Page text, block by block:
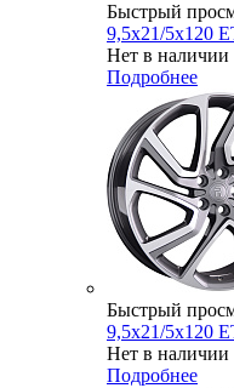
Быстрый
9,5x21/5x120
Нет в наличии
Подробнее
Быстрый
9,5x21/5x120
Нет в наличии
Подробнее